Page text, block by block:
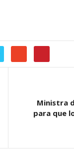
Ministra
para que